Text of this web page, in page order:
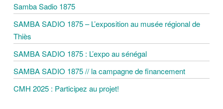
I
O
N
D
Samba Sadio 1875
SAMBA SADIO 1875 – L’exposition au musée régional de
Thiès
SAMBA SADIO 1875 : L’expo au sénégal
SAMBA SADIO 1875 // la campagne de financement
CMH 2025 : Participez au projet!